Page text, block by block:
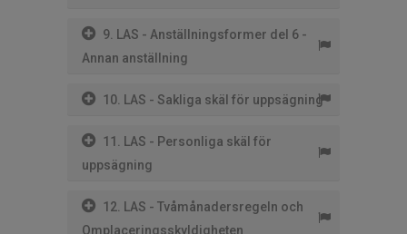
9. LAS - Anställningsformer del 6 -
Annan anställning
10. LAS - Sakliga skäl för uppsägning
11. LAS - Personliga skäl för
uppsägning
12. LAS - Tvåmånadersregeln och
Omplaceringsskyldigheten